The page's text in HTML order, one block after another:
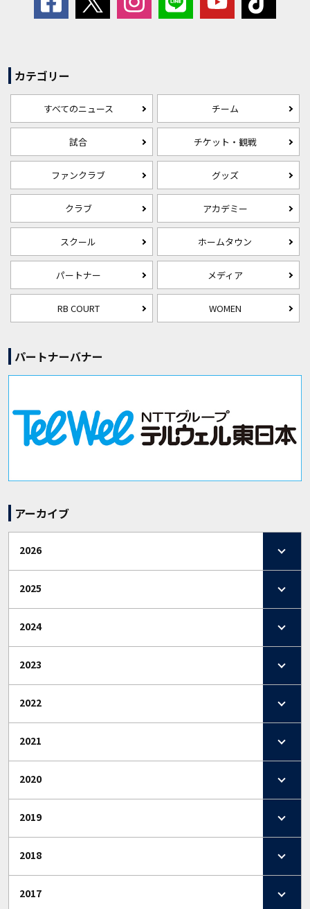
カテゴリー
すべてのニュース チーム
試合 チケット・観戦
ファンクラブ グッズ
クラブ アカデミー
スクール ホームタウン
パートナー メディア
RB COURT WOMEN
パートナーバナー
アーカイブ
2026
2025
2024
2023
2022
2021
2020
2019
2018
2017